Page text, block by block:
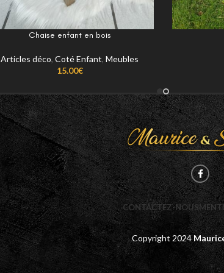
Chaise enfant en bois
Articles déco,Coté Enfant,Meubles
15.00€
CONTACTEZ-NOUS
Copyright 2024